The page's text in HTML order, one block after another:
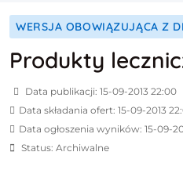
WERSJA OBOWIĄZUJĄCA Z
Produkty
Data publikacji: 15-09-2013 22:00
Data składania ofert: 15-09-2013
Data ogłoszenia wyników: 15-09-
Status: Archiwalne